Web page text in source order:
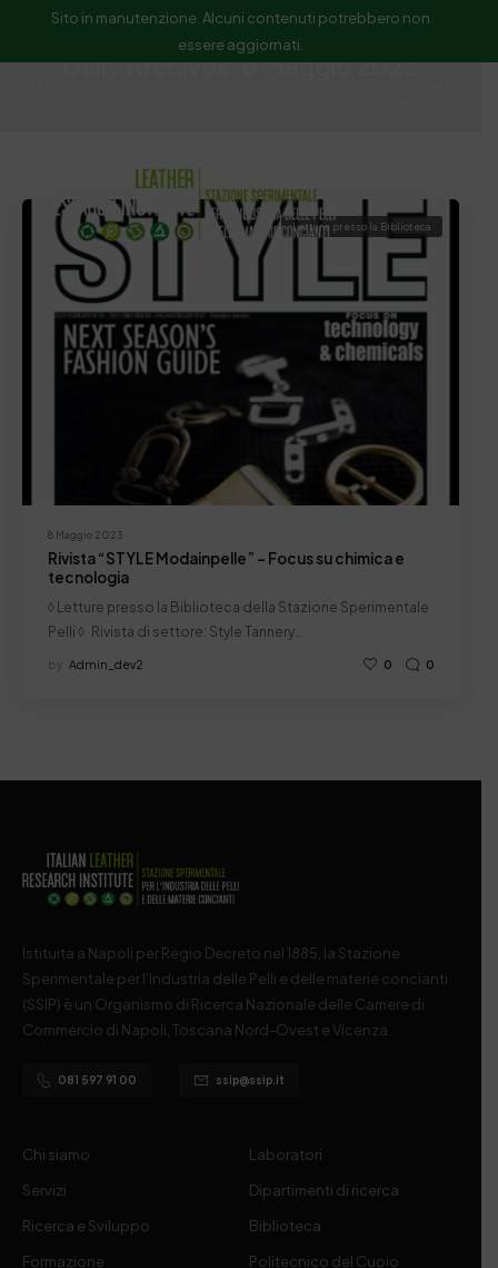
Sito in manutenzione. Alcuni contenuti potrebbero non
essere aggiornati.
Daily Archives: 8 Maggio 2023
8 Maggio 2023
Letture presso la Biblioteca
Rivista “STYLE Modainpelle” – Focus su chimica e
tecnologia
◊ Letture presso la Biblioteca della Stazione Sperimentale
Pelli ◊ Rivista di settore: Style Tannery…
by Admin_dev2 0 0
Istituita a Napoli per Regio Decreto nel 1885, la Stazione
Sperimentale per l’Industria delle Pelli e delle materie concianti
(SSIP) è un Organismo di Ricerca Nazionale delle Camere di
Commercio di Napoli, Toscana Nord-Ovest e Vicenza.
081 597 91 00 ssip@ssip.it
Chi siamo
Servizi
Ricerca e Sviluppo
Formazione
Laboratori
Dipartimenti di ricerca
Biblioteca
Politecnico del Cuoio